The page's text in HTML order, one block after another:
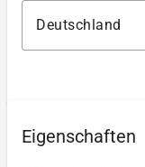
Deutschland
Eigenschaften